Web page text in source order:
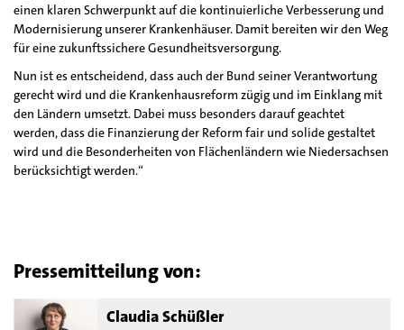
einen klaren Schwerpunkt auf die kontinuierliche Verbesserung und
Modernisierung unserer Krankenhäuser. Damit bereiten wir den Weg
für eine zukunftssichere Gesundheitsversorgung.
Nun ist es entscheidend, dass auch der Bund seiner Verantwortung
gerecht wird und die Krankenhausreform zügig und im Einklang mit
den Ländern umsetzt. Dabei muss besonders darauf geachtet
werden, dass die Finanzierung der Reform fair und solide gestaltet
wird und die Besonderheiten von Flächenländern wie Niedersachsen
berücksichtigt werden.“
Pressemitteilung von:
Claudia Schüßler